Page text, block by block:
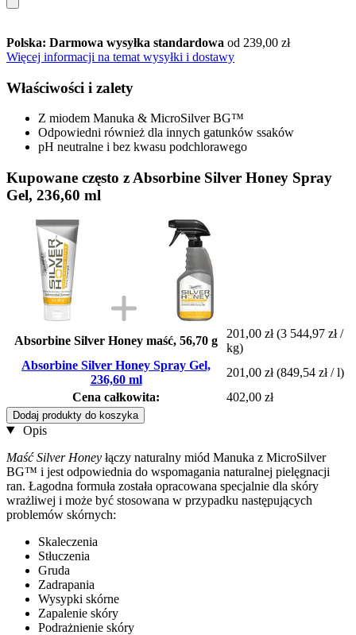
Polska: Darmowa wysyłka standardowa od 239,00 zł
Więcej informacji na temat wysyłki i dostawy
Właściwości i zalety
Z miodem Manuka & MicroSilver BG™
Odpowiedni również dla innych gatunków ssaków
pH neutralne i bez kwasu podchlorawego
Kupowane często z Absorbine Silver Honey Spray
Gel, 236,60 ml
Absorbine Silver Honey maść, 56,70 g
201,00 zł (3 544,97 zł /
kg)
Absorbine Silver Honey Spray Gel,
236,60 ml
201,00 zł (849,54 zł / l)
Cena całkowita:
402,00 zł
Dodaj produkty do koszyka
Opis
Maść Silver Honey łączy naturalny miód Manuka z MicroSilver
BG™ i jest odpowiednia do wspomagania naturalnej pielęgnacji
ran. Łagodna formuła została opracowana specjalnie dla skóry
wrażliwej i może być stosowana w przypadku następujących
problemów skórnych:
Skaleczenia
Stłuczenia
Gruda
Zadrapania
Wysypki skórne
Zapalenie skóry
Podrażnienie skóry